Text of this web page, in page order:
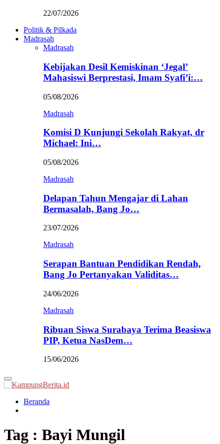
22/07/2026
Politik & Pilkada
Madrasah
Madrasah
Kebijakan Desil Kemiskinan ‘Jegal’
Mahasiswi Berprestasi, Imam Syafi’i:…
05/08/2026
Madrasah
Komisi D Kunjungi Sekolah Rakyat, dr
Michael: Ini…
05/08/2026
Madrasah
Delapan Tahun Mengajar di Lahan
Bermasalah, Bang Jo…
23/07/2026
Madrasah
Serapan Bantuan Pendidikan Rendah,
Bang Jo Pertanyakan Validitas…
24/06/2026
Madrasah
Ribuan Siswa Surabaya Terima Beasiswa
PIP, Ketua NasDem…
15/06/2026
Primary
Menu
Beranda
Tag : Bayi Mungil